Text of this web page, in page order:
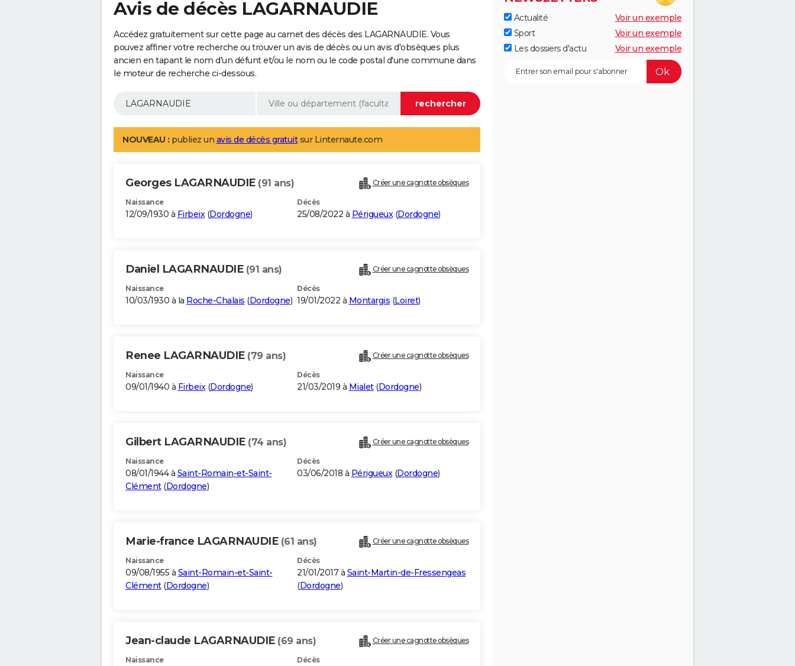
Avis de décès LAGARNAUDIE
Accédez gratuitement sur cette page au carnet des décès des LAGARNAUDIE. Vous
pouvez affiner votre recherche ou trouver un avis de décès ou un avis d'obsèques plus
ancien en tapant le nom d'un défunt et/ou le nom ou le code postal d'une commune dans
le moteur de recherche ci-dessous.
NOUVEAU : publiez un avis de décès gratuitsur Linternaute.com
Georges LAGARNAUDIE (91 ans) Créer une cagnotte obsèques
Naissance
12/09/1930 à Firbeix(Dordogne)
Décès
25/08/2022 à Périgueux(Dordogne)
Daniel LAGARNAUDIE (91 ans) Créer une cagnotte obsèques
Naissance
10/03/1930 à la Roche-Chalais (Dordogne)
Décès
19/01/2022 à Montargis (Loiret)
Renee LAGARNAUDIE (79 ans) Créer une cagnotte obsèques
Naissance
09/01/1940 à Firbeix(Dordogne)
Décès
21/03/2019 à Mialet(Dordogne)
Gilbert LAGARNAUDIE (74 ans) Créer une cagnotte obsèques
Naissance
08/01/1944 à Saint-Romain-et-Saint-
Clément(Dordogne)
Décès
03/06/2018 à Périgueux(Dordogne)
Marie-france LAGARNAUDIE (61 ans) Créer une cagnotte obsèques
Naissance
09/08/1955 à Saint-Romain-et-Saint-
Clément(Dordogne)
Décès
21/01/2017 à Saint-Martin-de-Fressengeas
(Dordogne)
Jean-claude LAGARNAUDIE (69 ans) Créer une cagnotte obsèques
Naissance Décès
Actualité
Voir un exemple
Sport
Voir un exemple
Les dossiers d'actu
Voir un exemple